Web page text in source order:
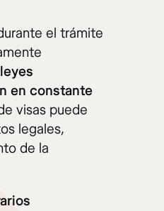
el trámite
en constante
visas puede
legales,
de la